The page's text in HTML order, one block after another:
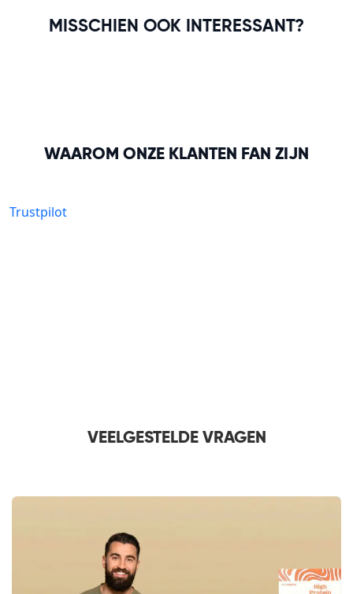
MISSCHIEN OOK INTERESSANT?
WAAROM ONZE KLANTEN FAN ZIJN
Trustpilot
VEELGESTELDE VRAGEN